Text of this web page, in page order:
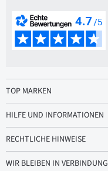
TOP MARKEN
HILFE UND INFORMATIONEN
RECHTLICHE HINWEISE
WIR BLEIBEN IN VERBINDUNG